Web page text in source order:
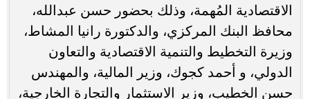
الاقتصادية المُهمة، وذلك بحضور حسن عبدالله،
محافظ البنك المركزي، والدكتورة رانيا المشاط،
وزيرة التخطيط والتنمية الاقتصادية والتعاون
الدولي، و أحمد كجوك، وزير المالية، والمهندس
حسن الخطيب، وزير الاستثمار والتجارة الخارجية،